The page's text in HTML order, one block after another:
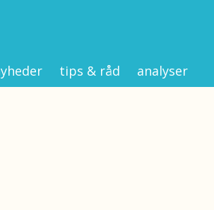
tips & råd analyser